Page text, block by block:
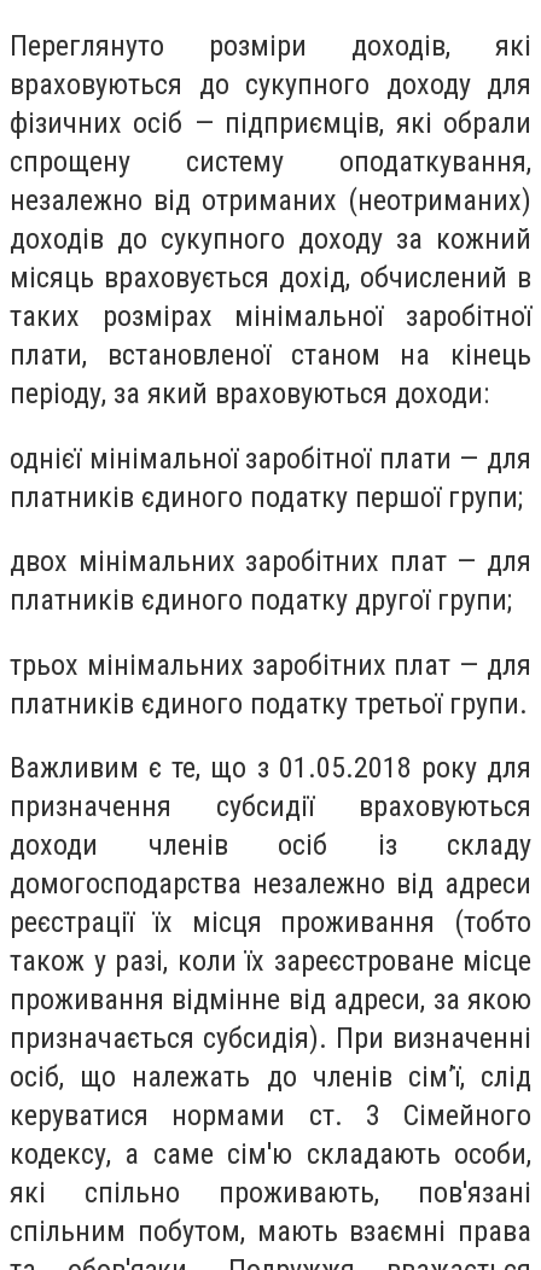
Переглянуто розміри доходів, які
враховуються до сукупного доходу для
фізичних осіб — підприємців, які обрали
спрощену систему оподаткування,
незалежно від отриманих (неотриманих)
доходів до сукупного доходу за кожний
місяць враховується дохід, обчислений в
таких розмірах мінімальної заробітної
плати, встановленої станом на кінець
періоду, за який враховуються доходи:
однієї мінімальної заробітної плати — для
платників єдиного податку першої групи;
двох мінімальних заробітних плат — для
платників єдиного податку другої групи;
трьох мінімальних заробітних плат — для
платників єдиного податку третьої групи.
Важливим є те, що з 01.05.2018 року для
призначення субсидії враховуються
доходи членів осіб із складу
домогосподарства незалежно від адреси
реєстрації їх місця проживання (тобто
також у разі, коли їх зареєстроване місце
проживання відмінне від адреси, за якою
призначається субсидія). При визначенні
осіб, що належать до членів сім’ї, слід
керуватися нормами ст. 3 Сімейного
кодексу, а саме сім'ю складають особи,
які спільно проживають, пов'язані
спільним побутом, мають взаємні права